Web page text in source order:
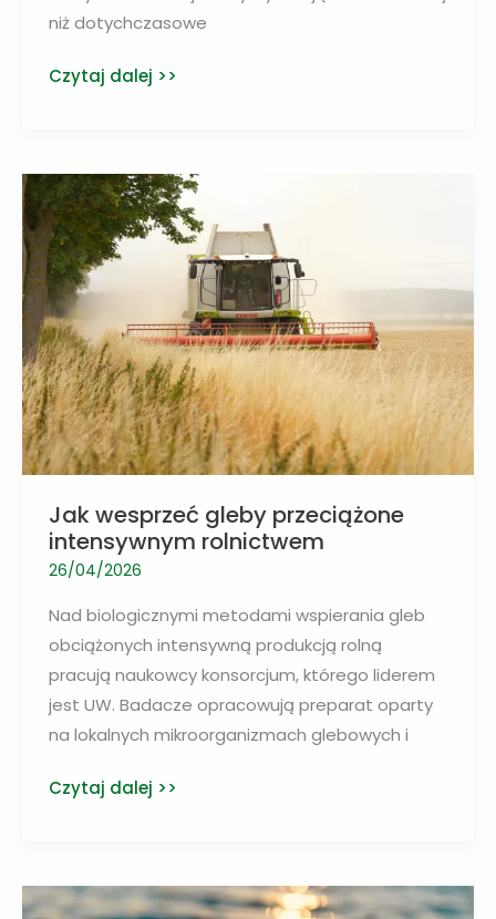
niż dotychczasowe
Naukowcy
podłoża
dłużej
magazynujące
deszczówkę
Czytaj dalej >>
Jak wesprzeć gleby przeciążone
intensywnym rolnictwem
26/04/2026
Nad biologicznymi metodami wspierania gleb
obciążonych intensywną produkcją rolną
pracują naukowcy konsorcjum, którego liderem
jest UW. Badacze opracowują preparat oparty
na lokalnych mikroorganizmach glebowych i
Jak
intensywnym
Czytaj dalej >>